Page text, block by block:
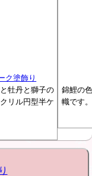
ク塗飾り
牡丹と獅子の
リル円型半ケ
錦鯉の
幟です